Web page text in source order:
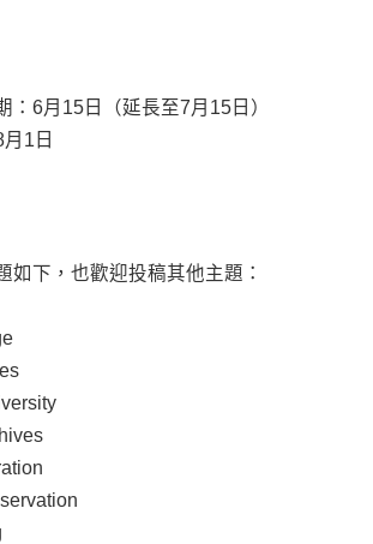
：6月15日（延長至7月15日）
1日
如下，也歡迎投稿其他主題：